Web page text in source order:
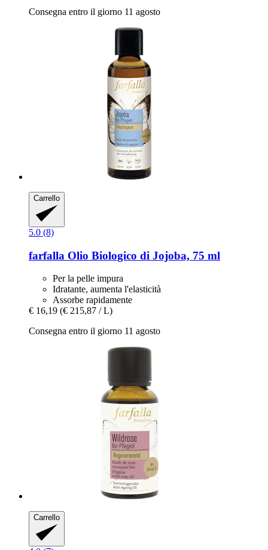
Consegna entro il giorno 11 agosto
Carrello
5.0 (8)
farfalla Olio Biologico di Jojoba, 75 ml
Per la pelle impura
Idratante, aumenta l'elasticità
Assorbe rapidamente
€ 16,19 (€ 215,87 / L)
Consegna entro il giorno 11 agosto
Carrello